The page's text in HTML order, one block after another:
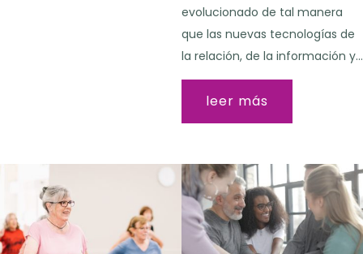
evolucionado de tal manera
que las nuevas tecnologías de
la relación, de la información y…
leer más